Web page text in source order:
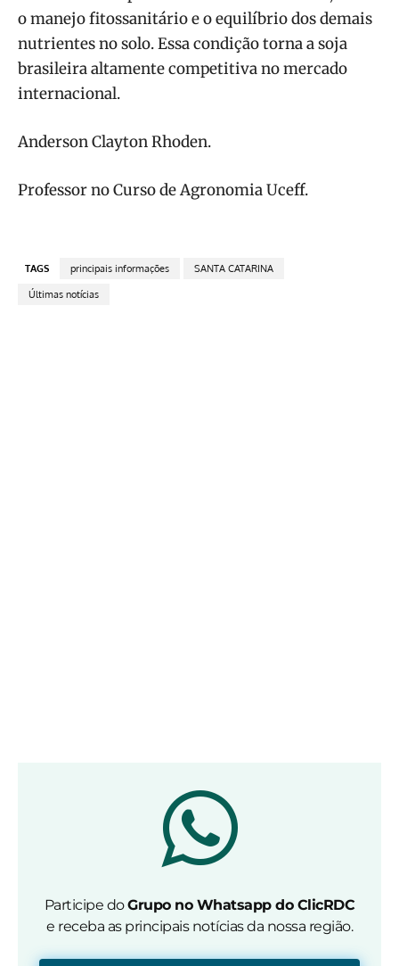
o manejo fitossanitário e o equilíbrio dos demais
nutrientes no solo. Essa condição torna a soja
brasileira altamente competitiva no mercado
internacional.
Anderson Clayton Rhoden.
Professor no Curso de Agronomia Uceff.
TAGS principais informações SANTA CATARINA
Últimas notícias
Participe doGrupo no Whatsapp do ClicRDC
e receba as principais notícias da nossa região.